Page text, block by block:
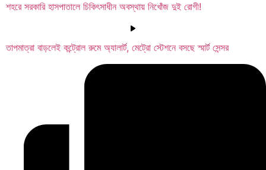
শহরে সরকারি হাসপাতালে চিকিৎসাধীন অবস্থায় নিখোঁজ দুই রোগী!
তাপমাত্রা বাড়লেই কন্ট্রোল রুমে অ্যালার্ট, মেট্রো স্টেশনে বসছে স্মার্ট সেন্সর